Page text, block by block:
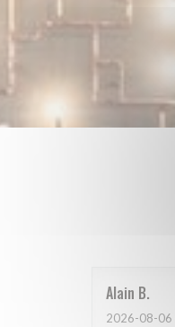
Alain B
2026-08-06